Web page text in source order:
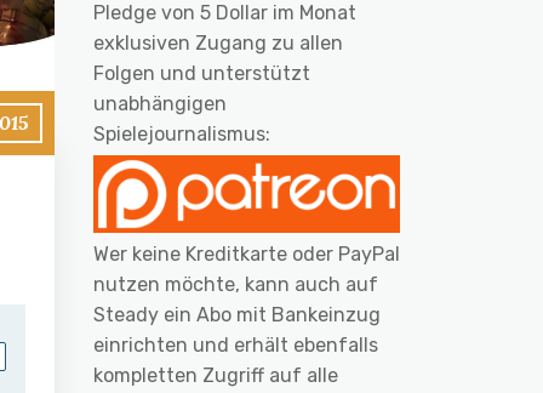
Pledge von 5 Dollar im Monat
exklusiven Zugang zu allen
Folgen und unterstützt
unabhängigen
Spielejournalismus:
Wer keine Kreditkarte oder PayPal
nutzen möchte, kann auch auf
Steady ein Abo mit Bankeinzug
einrichten und erhält ebenfalls
kompletten Zugriff auf alle